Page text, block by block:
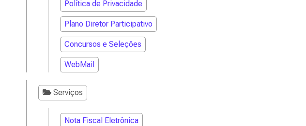
Política de Privacidade
Plano Diretor Participativo
Concursos e Seleções
WebMail
Serviços
Nota Fiscal Eletrônica